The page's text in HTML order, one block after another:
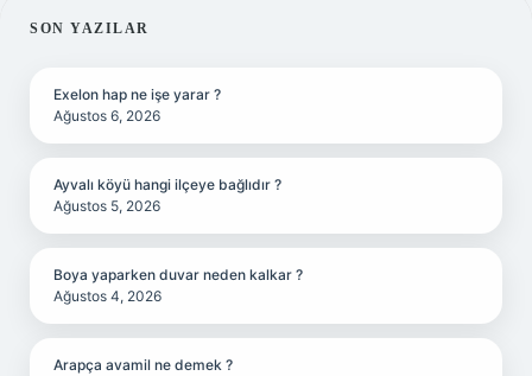
SIDEBAR
SON YAZILAR
Exelon hap ne işe yarar ?
Ağustos 6, 2026
Ayvalı köyü hangi ilçeye bağlıdır ?
Ağustos 5, 2026
Boya yaparken duvar neden kalkar ?
Ağustos 4, 2026
Arapça avamil ne demek ?